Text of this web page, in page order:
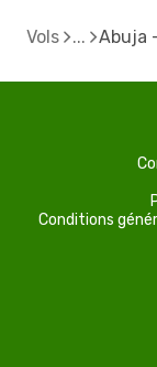
Vols Abuja
Conditions